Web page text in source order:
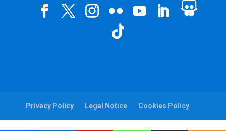
Privacy Policy Legal Notice Cookies Policy